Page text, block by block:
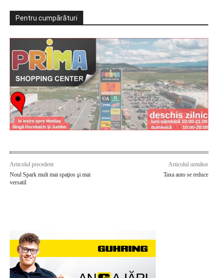
Pentru cumpărături
Articolul precedent
Noul Spark mult mai spaţios şi mai
versatil
Articolul următor
Taxa auto se reduce